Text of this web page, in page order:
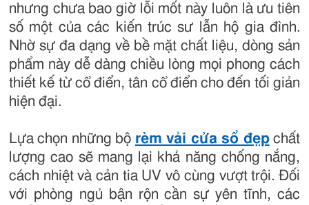
nhưng chưa bao giờ lỗi mốt này luôn là ưu tiên
số một của các kiến trúc sư lẫn hộ gia đình.
Nhờ sự đa dạng về bề mặt chất liệu, dòng sản
phẩm này dễ dàng chiều lòng mọi phong cách
thiết kế từ cổ điển, tân cổ điển cho đến tối giản
hiện đại.
Lựa chọn những bộ rèm vải cửa sổ đẹpchất
lượng cao sẽ mang lại khả năng chống nắng,
cách nhiệt và cản tia UV vô cùng vượt trội. Đối
với phòng ngủ bận rộn cần sự yên tĩnh, các